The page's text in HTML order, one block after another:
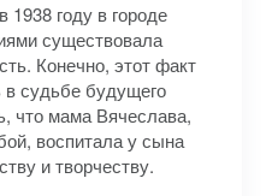
году в городе
существовала
Конечно, этот факт
судьбе будущего
что мама Вячеслава,
воспитала у сына
и творчеству.